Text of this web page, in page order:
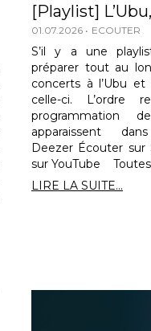
[Playlist]
01.07.2026 ECOUTER
S’il y a une
préparer tout au
concerts à l’Ubu
celle-ci. L’ordre
programmation
apparaissent
Deezer Écouter
sur YouTube Toutes
LIRE LA SUITE...